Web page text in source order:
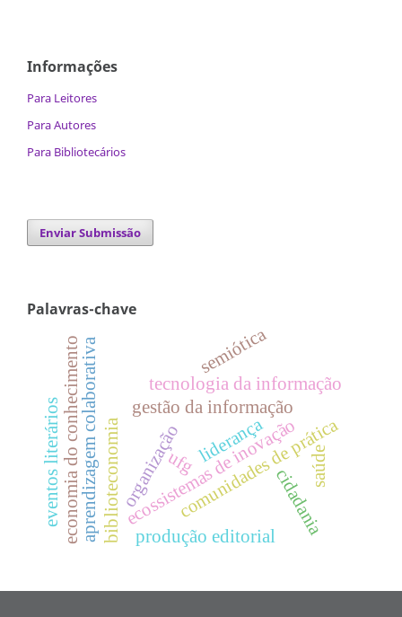
Informações
Para Leitores
Para Autores
Para Bibliotecários
Enviar Submissão
Palavras-chave
gestão da informação
biblioteconomia
aprendizagem colaborativa comunidades de prática
ecossistemas de inovação
tecnologia da informação
economia do conhecimento organização cidadania
saúde
ufg
eventos literários liderança
semiótica
produção editorial